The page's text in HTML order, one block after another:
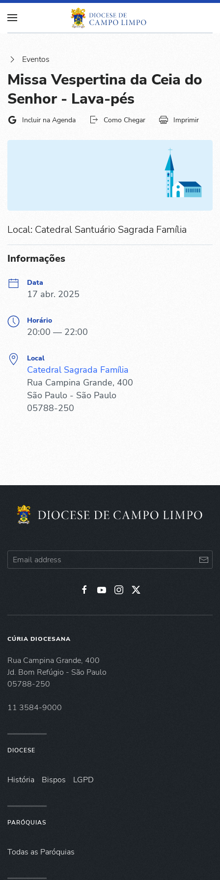
Eventos
Missa Vespertina da Ceia do
Senhor - Lava-pés
Incluir na Agenda Como Chegar Imprimir
Local: Catedral Santuário Sagrada Família
Informações
Data
17 abr. 2025
Horário
20:00 — 22:00
Local
Catedral Sagrada Família
Rua Campina Grande, 400
São Paulo - São Paulo
05788-250
CÚRIA DIOCESANA
Rua Campina Grande, 400
Jd. Bom Refúgio - São Paulo
05788-250
11 3584-9000
DIOCESE
História Bispos LGPD
PARÓQUIAS
Todas as Paróquias